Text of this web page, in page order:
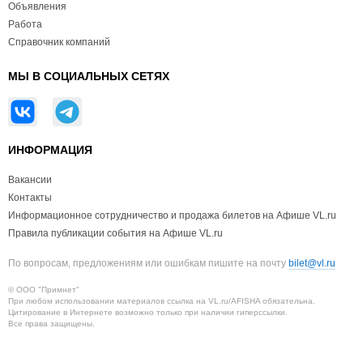
Объявления
Работа
Справочник компаний
МЫ В СОЦИАЛЬНЫХ СЕТЯХ
ИНФОРМАЦИЯ
Вакансии
Контакты
Информационное сотрудничество и продажа билетов на Афише VL.ru
Правила публикации события на Афише VL.ru
По вопросам, предложениям или ошибкам пишите на почту bilet@vl.ru
© ООО "Примнет"
При любом использовании материалов ссылка на VL.ru/AFISHA обязательна.
Цитирование в Интернете возможно только при наличии гиперссылки.
Все права защищены.